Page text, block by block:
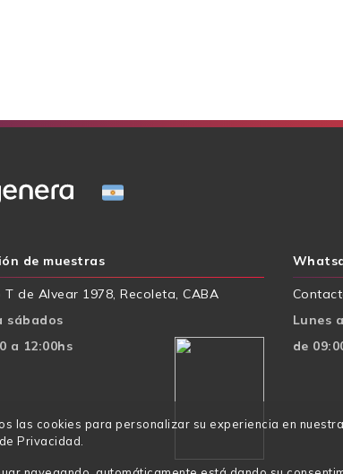
las cookies para personalizar su experiencia en
Privacidad.
de muestras
T de Alvear 1978, Recoleta, CABA
sábados
a 12:00hs
Lunes
de